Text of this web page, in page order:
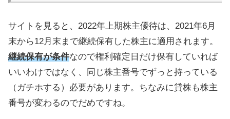
サイトを見ると、2022年上期株主優待は、2021年6月
末から12月末まで継続保有した株主に適用されます。
継続保有が条件なので権利確定日だけ保有していれば
いいわけではなく、同じ株主番号でずっと持っている
（ガチホする）必要があります。ちなみに貸株も株主
番号が変わるのでだめですね。